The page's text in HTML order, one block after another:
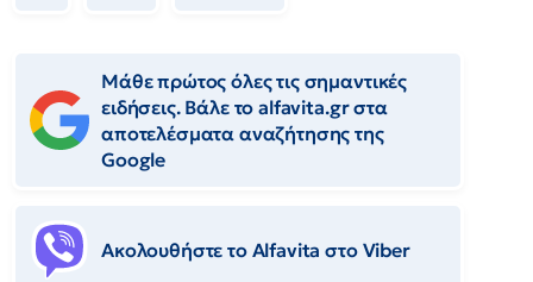
Μάθε πρώτος όλες τις σημαντικές
ειδήσεις. Βάλε το alfavita.gr στα
αποτελέσματα αναζήτησης της
Google
Ακολουθήστε το Αlfavita στο Viber